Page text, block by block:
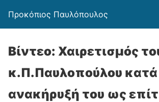
Προκόπιος Παυλόπουλος
Βίντεο: Χαιρετισμός
κ.Π.Παυλοπούλου κατά
ανακήρυξή του ως